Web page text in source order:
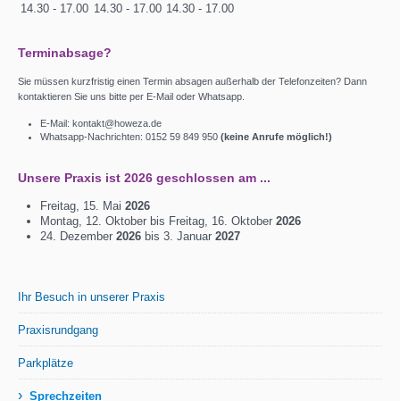
14.30 - 17.00 14.30 - 17.00 14.30 - 17.00
Terminabsage?
Sie müssen kurzfristig einen Termin absagen außerhalb der Telefonzeiten? Dann
kontaktieren Sie uns bitte per E-Mail oder Whatsapp.
E-Mail: kontakt@howeza.de
Whatsapp-Nachrichten: 0152 59 849 950 (keine Anrufe möglich!)
Unsere Praxis ist 2026 geschlossen am ...
Freitag, 15. Mai 2026
Montag, 12. Oktober bis Freitag, 16. Oktober 2026
24. Dezember 2026 bis 3. Januar 2027
Ihr Besuch in unserer Praxis
Praxisrundgang
Parkplätze
› Sprechzeiten